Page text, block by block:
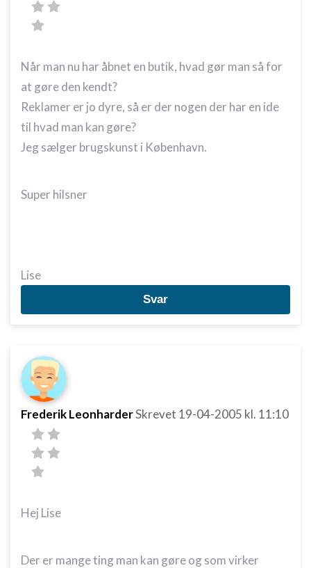
Når man nu har åbnet en butik, hvad gør man så for
at gøre den kendt?
Reklamer er jo dyre, så er der nogen der har en ide
til hvad man kan gøre?
Jeg sælger brugskunst i København.
Super hilsner
Lise
Svar
Frederik LeonharderSkrevet 19-04-2005 kl. 11:10
Hej Lise
Der er mange ting man kan gøre og som virker